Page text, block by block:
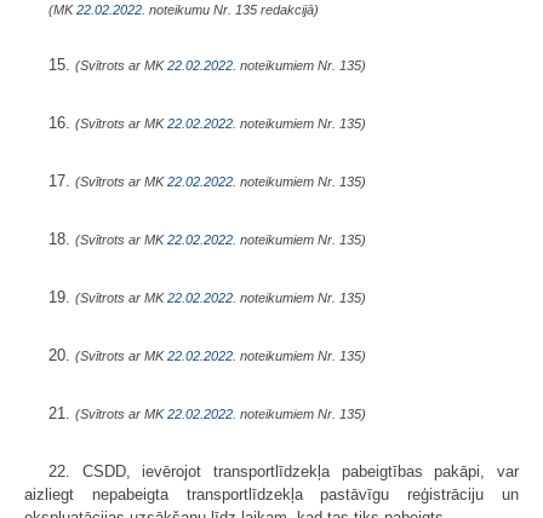
(MK22.02.2022. noteikumu Nr. 135 redakcijā)
15. (Svītrots ar MK22.02.2022. noteikumiem Nr. 135)
16. (Svītrots ar MK22.02.2022. noteikumiem Nr. 135)
17. (Svītrots ar MK22.02.2022. noteikumiem Nr. 135)
18. (Svītrots ar MK22.02.2022. noteikumiem Nr. 135)
19. (Svītrots ar MK22.02.2022. noteikumiem Nr. 135)
20. (Svītrots ar MK22.02.2022. noteikumiem Nr. 135)
21. (Svītrots ar MK22.02.2022. noteikumiem Nr. 135)
22. CSDD, ievērojot transportlīdzekļa pabeigtības pakāpi, var
aizliegt nepabeigta transportlīdzekļa pastāvīgu reģistrāciju un